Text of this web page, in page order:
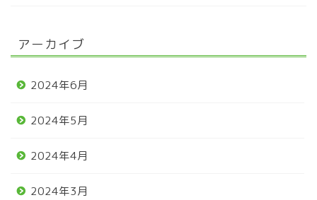
アーカイブ
2024年6月
2024年5月
2024年4月
2024年3月